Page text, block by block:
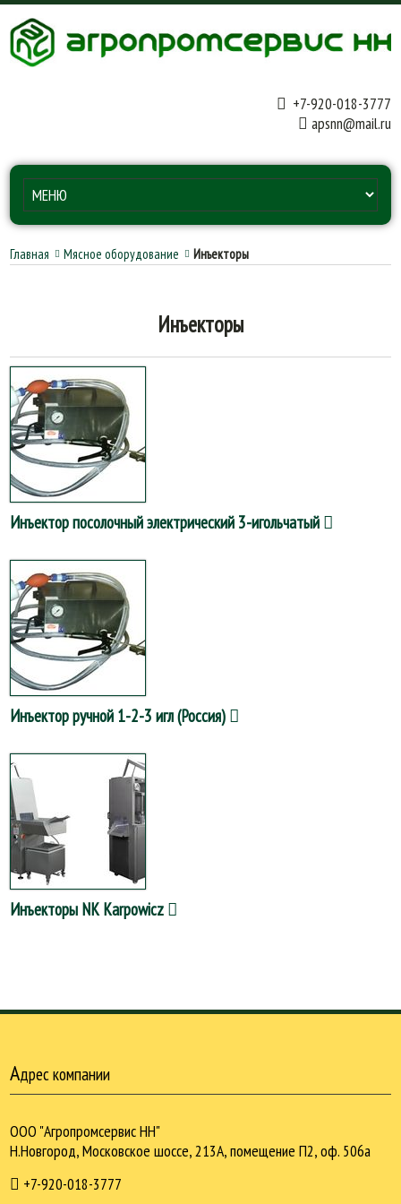
+7-920-018-3777
apsnn@mail.ru
Главная Мясное оборудование Инъекторы
Инъекторы
Инъектор посолочный электрический 3-игольчатый
Инъектор ручной 1-2-3 игл (Россия)
Инъекторы NK Karpowicz
Адрес компании
ООО "Агропромсервис НН"
Н.Новгород, Московское шоссе, 213А, помещение П2, оф. 506а
+7-920-018-3777